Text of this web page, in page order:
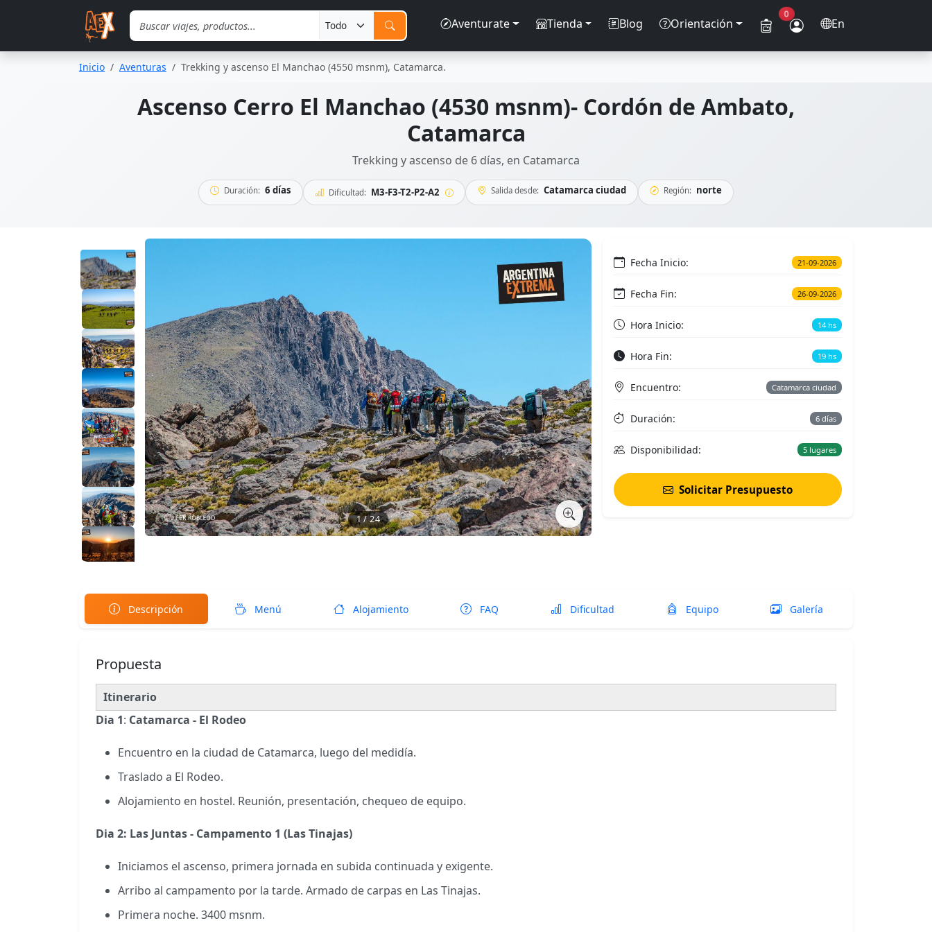
Saltar al contenido principal
Aventurate
Tienda Blog Orientación
0
En
Inicio Aventuras Trekking y ascenso El Manchao (4550 msnm), Catamarca.
Ascenso Cerro El Manchao (4530 msnm)- Cordón de Ambato,
Catamarca
Trekking y ascenso de 6 días, en Catamarca
Duración: 6 días Dificultad: M3-F3-T2-P2-A2 Salida desde: Catamarca ciudad Región: norte
1 / 24
Fecha Inicio: 21-09-2026
Fecha Fin: 26-09-2026
Hora Inicio: 14 hs
Hora Fin: 19 hs
Encuentro: Catamarca ciudad
Duración: 6 días
Disponibilidad: 5 lugares
Solicitar Presupuesto
Descripción Menú Alojamiento FAQ Dificultad Equipo Galería
Propuesta
Itinerario
Dia 1: Catamarca - El Rodeo
Encuentro en la ciudad de Catamarca, luego del medidía.
Traslado a El Rodeo.
Alojamiento en hostel. Reunión, presentación, chequeo de equipo.
Dia 2: Las Juntas - Campamento 1 (Las Tinajas)
Iniciamos el ascenso, primera jornada en subida continuada y exigente.
Arribo al campamento por la tarde. Armado de carpas en Las Tinajas.
Primera noche. 3400 msnm.